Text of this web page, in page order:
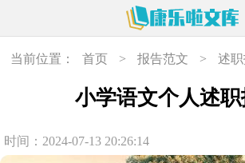
当前位置： 首页 > 报告范文 > 述
小学语文个人述
时间：2024-07-13 20:26:14